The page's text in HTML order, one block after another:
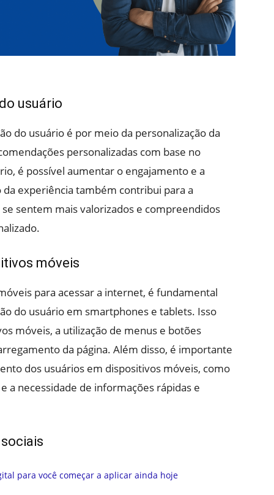
usuário
do usuário é por meio da personalização da
personalizadas com base no
é possível aumentar o engajamento e a
experiência também contribui para a
sentem mais valorizados e compreendidos
móveis
para acessar a internet, é fundamental
do usuário em smartphones e tablets. Isso
móveis, a utilização de menus e botões
da página. Além disso, é importante
dos usuários em dispositivos móveis, como
a necessidade de informações rápidas e